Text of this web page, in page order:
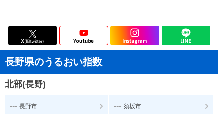
長野県のうるおい指数
北部(長野)
--- 長野市 --- 須坂市